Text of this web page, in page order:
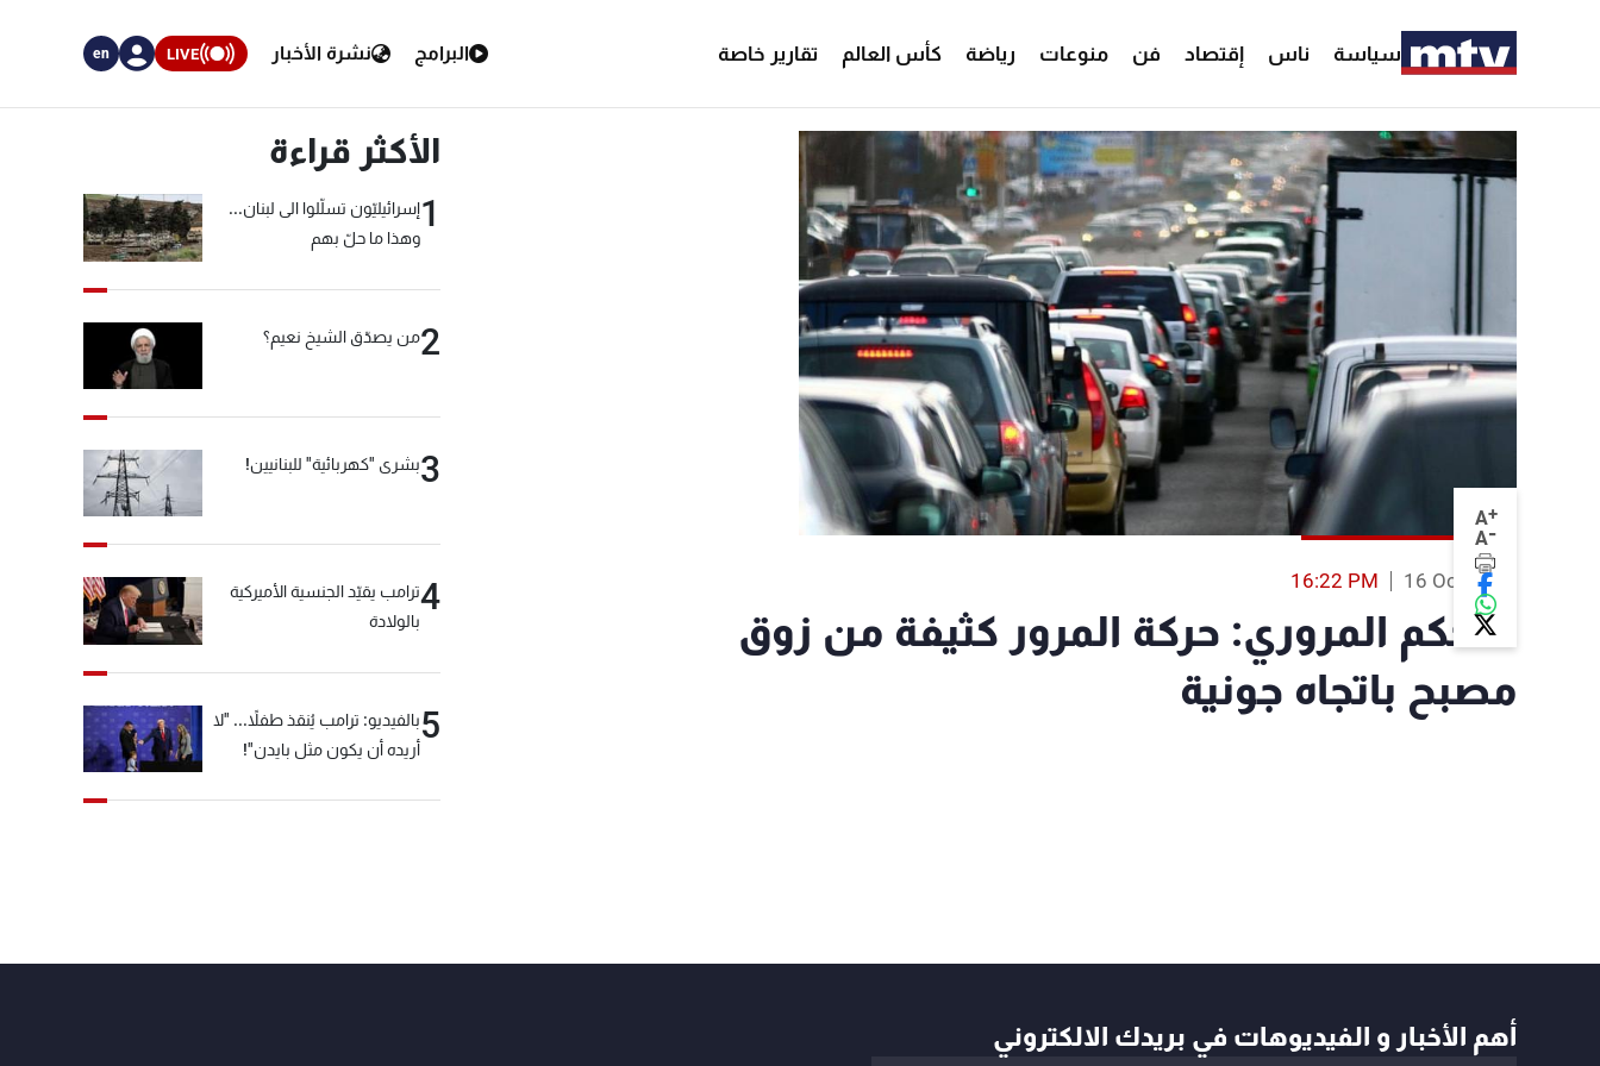
سياسة ناس إقتصاد فن منوعات رياضة كأس العالم تقارير خاصة البرامج نشرة الأخبار LIVE
en
A+
A-
16 Oct 2023
16:22 PM
التحكم المروري: حركة المرور كثيفة من زوق
مصبح باتجاه جونية
الأكثر قراءة
1إسرائيليّون تسلّلوا الى لبنان...
وهذا ما حلّ بهم
2من يصدّق الشيخ نعيم؟
3بشرى "كهربائية" للبنانيين!
4ترامب يقيّد الجنسية الأميركية
بالولادة
5بالفيديو: ترامب يُنقذ طفلاً... "لا
أريده أن يكون مثل بايدن"!
أهم الأخبار و الفيديوهات في بريدك الالكتروني